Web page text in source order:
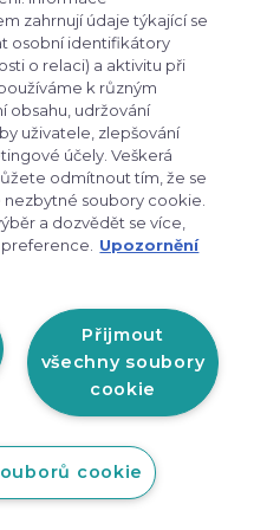
3 190 Kč
2 chevron_right
novinek, aby vám nic
zahrnují údaje týkající se
osobní identifikátory
o relaci) a aktivitu při
k různým
obsahu, udržování
uživatele, zlepšování
účely. Veškerá
odmítnout tím, že se
soubory cookie.
a dozvědět se více,
Upozornění
Přijmout
všechny soubory
cookie
cookie